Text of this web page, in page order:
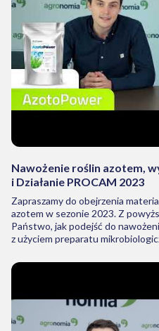
Nawożenie roślin azotem,
i Działanie PROCAM 2023
Zapraszamy do obejrzenia
azotem w sezonie 2023. Z
Państwo, jak podejść do
z użyciem preparatu